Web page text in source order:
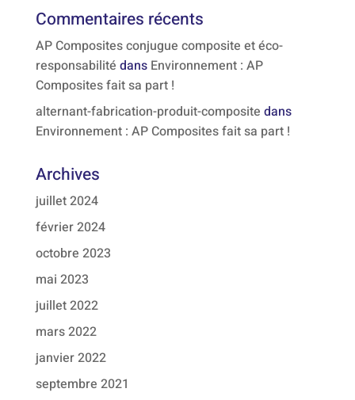
Commentaires récents
AP Composites conjugue composite et éco-
responsabilité dans Environnement : AP
Composites fait sa part !
alternant-fabrication-produit-composite dans
Environnement : AP Composites fait sa part !
Archives
juillet 2024
février 2024
octobre 2023
mai 2023
juillet 2022
mars 2022
janvier 2022
septembre 2021